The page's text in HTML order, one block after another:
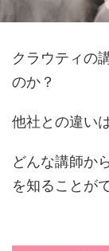
クラウティの
のか？
他社との違い
どんな講師か
を知ることが